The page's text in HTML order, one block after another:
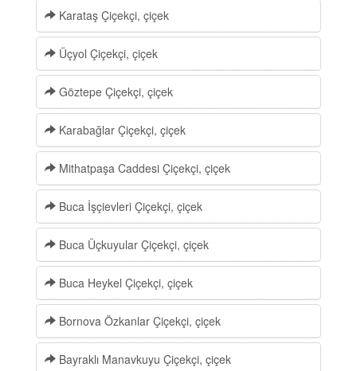
Karataş Çiçekçi, çiçek
Üçyol Çiçekçi, çiçek
Göztepe Çiçekçi, çiçek
Karabağlar Çiçekçi, çiçek
Mithatpaşa Caddesi Çiçekçi, çiçek
Buca İşçievleri Çiçekçi, çiçek
Buca Üçkuyular Çiçekçi, çiçek
Buca Heykel Çiçekçi, çiçek
Bornova Özkanlar Çiçekçi, çiçek
Bayraklı Manavkuyu Çiçekçi, çiçek